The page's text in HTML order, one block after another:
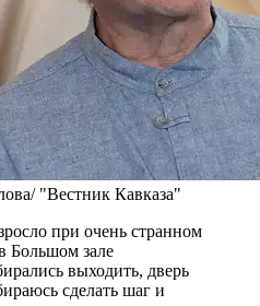
"Вестник Кавказа"
при очень странном
Большом зале
выходить, дверь
сделать шаг и